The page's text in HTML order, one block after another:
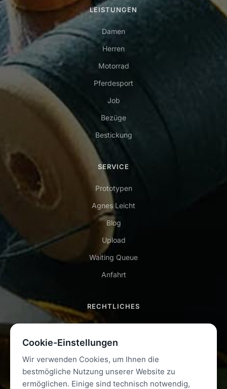
LEISTUNGEN
Damen
Herren
Motorrad
Pferdesport
Job
Bezüge
Bestickung
SERVICE
Prototypen
Agnes Leicht
Blog
Upload
Waiting Queue
Anfahrt
RECHTLICHES
Datenschutz
AGB
Kontakt
Cookie-Einstellungen
Wir verwenden Cookies, um Ihnen die
bestmögliche Nutzung unserer Website zu
ermöglichen. Einige sind technisch notwendig,